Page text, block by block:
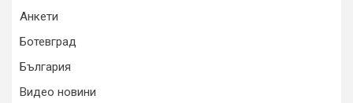
Анкети
Ботевград
България
Видео новини